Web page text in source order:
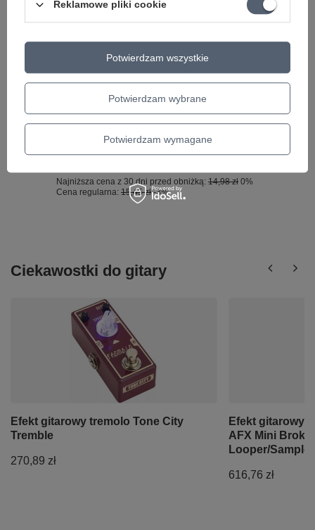
Mooer PDC 8A Kabel zasilacza na 8 efektów,
wtyk kątowy
33,97 zł
OKAZJA
AJJ0030 J/J 30cm
Najniższa cena z 30 dni przed obniżką: 14,98 zł 0%
Cena regularna: 15,45 zł -3%
Ciekawostki do gitary
Efekt gitarowy tremolo Tone City
Tremble
270,89 zł
Efekt gitarowy
AFX Mini
Looper/Sampler
616,76 zł
Reklamowe pliki cookie
Potwierdzam wybrane
Potwierdzam wymagane
Potwierdzam wszystkie